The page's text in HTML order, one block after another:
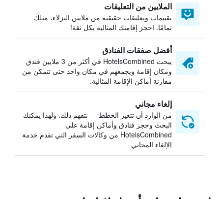
الملايين من التعليقات
تقييمات وتعليقات حقيقية من ملايين النزلاء، مثلك
تمامًا. احجز إقامتك المثالية بكل ثقة!
أفضل صفقات الفنادق
يبحث HotelsCombined في أكثر من 3 ملايين فندق
ومكان إقامة ويجمعهم في مكان واحد حتى تتمكن من
مقارنة أماكن الإقامة المثالية.
إلغاء مجاني
من الوارد أن تتغير الخطط — نتفهم ذلك. ولهذا يمكنك
البحث وحجز فنادق وأماكن إقامة على
HotelsCombined من وكالات السفر التي تقدم خدمة
الإلغاء المجاني